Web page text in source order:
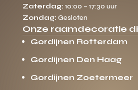
Zaterdag: 10:00 – 17:30 uur
Zondag: Gesloten
Onze raamdecoratie
Gordijnen Rotterdam
Gordijnen Den Haag
Gordijnen Zoetermeer